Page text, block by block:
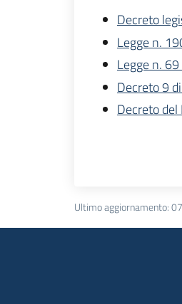
Decreto
Legge n.
Legge n.
Decreto 9
Decreto
Ultimo aggiornamento: